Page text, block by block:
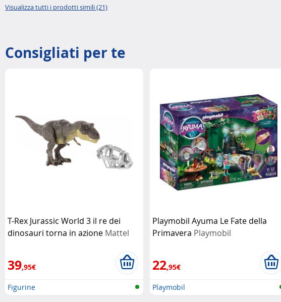
Visualizza tutti i prodotti simili (21)
Consigliati per te
T-Rex Jurassic World 3 il re dei
dinosauri torna in azione Mattel
39,95€
Figurine
Playmobil Ayuma Le Fate della
Primavera Playmobil
22,95€
Playmobil